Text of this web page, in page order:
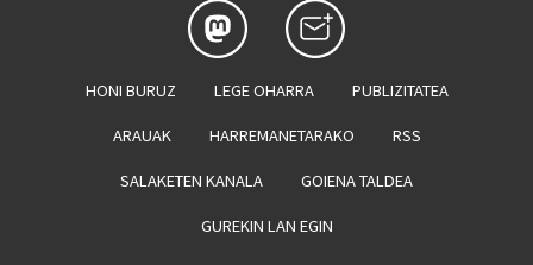
HONI BURUZ LEGE OHARRA PUBLIZITATEA
ARAUAK HARREMANETARAKO RSS
SALAKETEN KANALA GOIENA TALDEA
GUREKIN LAN EGIN